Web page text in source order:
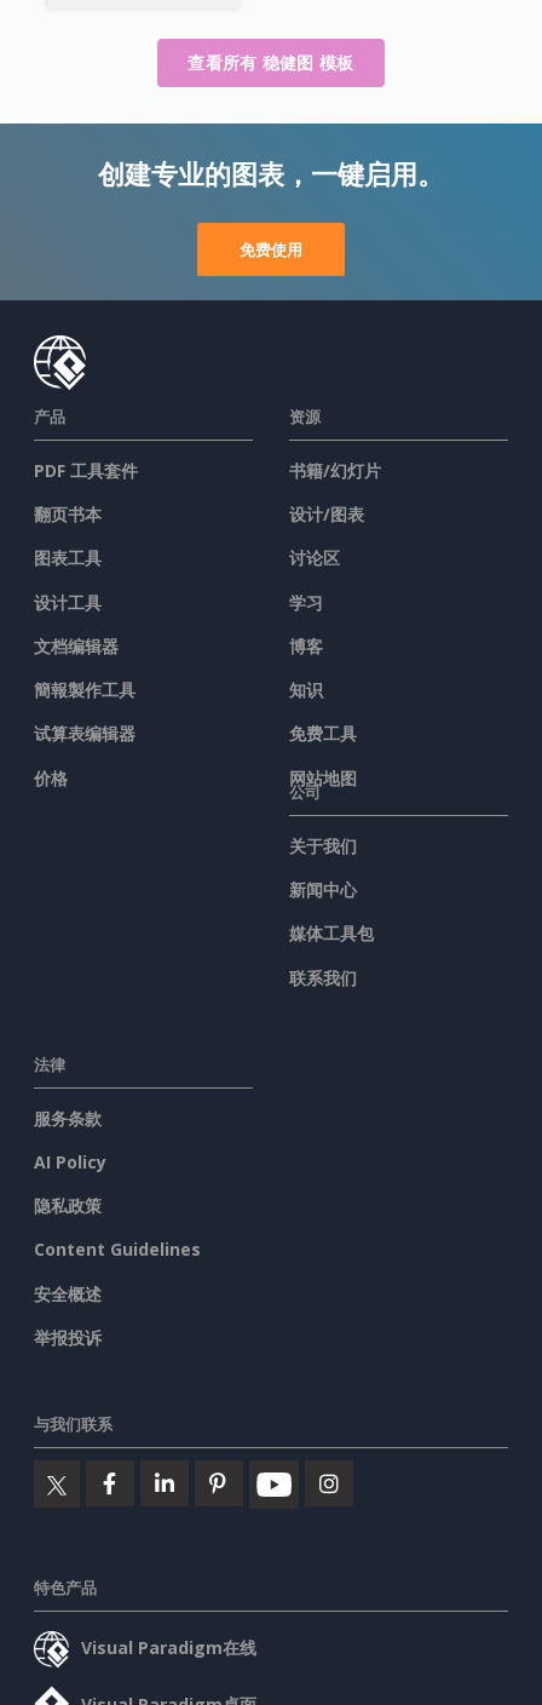
查看所有 稳健图 模板
创建专业的图表，一键启用。
免费使用
产品
PDF 工具套件
翻页书本
图表工具
设计工具
文档编辑器
簡報製作工具
试算表编辑器
价格
资源
书籍/幻灯片
设计/图表
讨论区
学习
博客
知识
免费工具
网站地图
公司
关于我们
新闻中心
媒体工具包
联系我们
法律
服务条款
AI Policy
隐私政策
Content Guidelines
安全概述
举报投诉
与我们联系
特色产品
Visual Paradigm在线